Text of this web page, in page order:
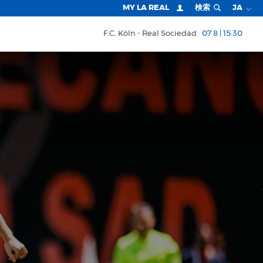
MY LA REAL 検索 JA
F.C. Köln Real Sociedad 07 8 | 15:30